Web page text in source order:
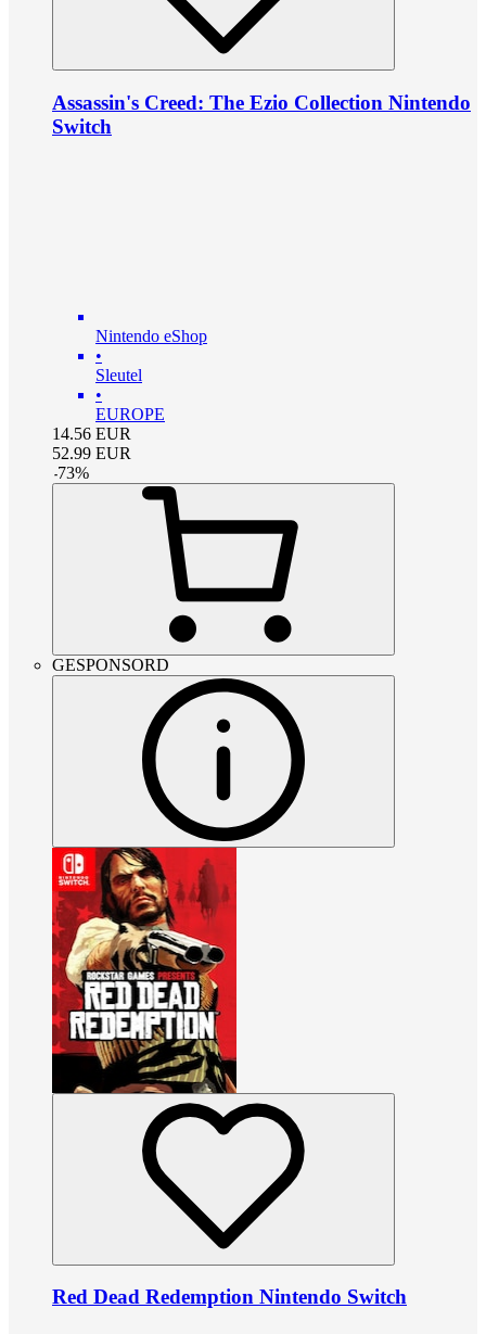
Assassin's Creed: The Ezio Collection Nintendo
Switch
Nintendo eShop
•
Sleutel
•
EUROPE
14.56 EUR
52.99 EUR
-73%
GESPONSORD
Red Dead Redemption Nintendo Switch